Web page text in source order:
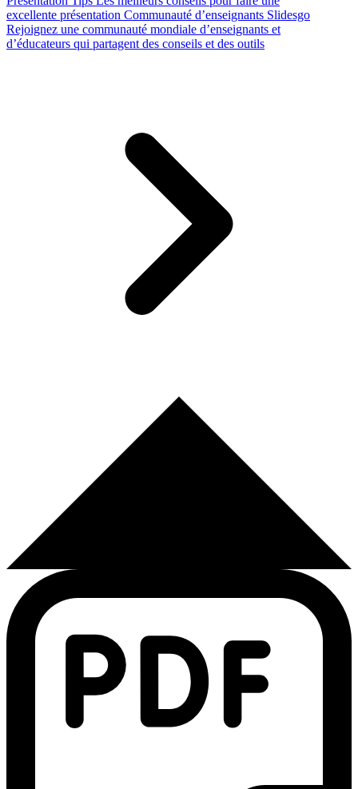
excellente présentation Communauté d’enseignants Slidesgo
Rejoignez une communauté mondiale d’enseignants et
d’éducateurs qui partagent des conseils et des outils